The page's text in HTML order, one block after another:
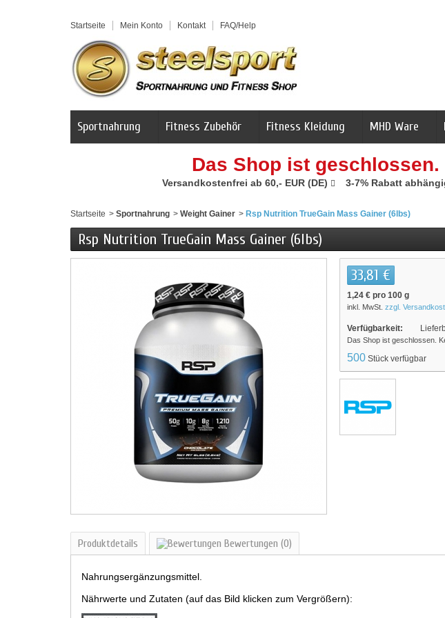
Startseite Mein Konto Kontakt FAQ/Help
Sportnahrung Fitness Zubehör Fitness Kleidung MHD Ware
Das Shop ist
Versandkostenfrei ab 60,- EUR (DE) 3-7% Rabatt
Startseite > Sportnahrung > Weight Gainer > Rsp Nutrition TrueGain Mass Gainer (6lbs)
Rsp Nutrition TrueGain Mass Gainer (6lbs)
33,81 €
1,24 € pro 100 g
inkl. MwSt. zzgl.
Verfügbarkeit:
Das Shop ist geschlossen.
500 Stück verfügbar
Produktdetails Bewertungen (0)
Nahrungsergänzungsmittel.
Nährwerte und Zutaten (auf das Bild klicken zum Vergrößern):